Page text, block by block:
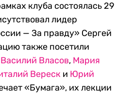
клуба состоялась 29
лидер
— За правду» Сергей
также посетили
Василий Власов, Мария
Вереск и Юрий
«Бумага», их лекции